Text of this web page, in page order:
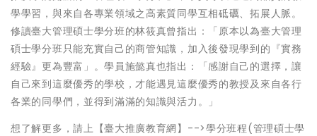
學學習，與來自各專業領域之高素質同學互相砥礪、拓展人脈。
修讀臺大管理碩士學分班的林筱真曾指出：「原本以為臺大管理
碩士學分班只能充實自己的商管知識，加入後發現學到的『實務
經驗』更為豐富」。學員施懿真也指出：「感謝自己的選擇，讓
自己來到這麼優秀的學校，才能遇見這麼優秀的教授及來自各行
各業的同學們，並得到滿滿的知識與活力。」
想了解更多，請上【臺大推廣教育網】-->學分班程(管理碩士學